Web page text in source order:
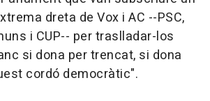
dreta de Vox i AC --PSC,
i CUP-- per traslladar-los
si dona per trencat, si dona
cordó democràtic".